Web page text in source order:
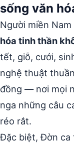
sống văn
Người miền
hóa tinh thần
tết, giỗ, cưới,
nghệ thuật
đồng — nơi mọi
nga những câu
réo rắt.
Đặc biệt, Đờn ca